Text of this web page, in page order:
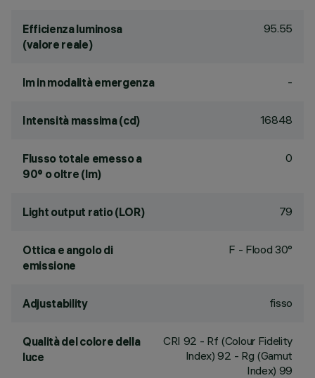
Efficienza luminosa
(valore reale)
95.55
lm in modalità emergenza -
Intensità massima (cd) 16848
Flusso totale emesso a
90° o oltre (lm)
0
Light output ratio (LOR) 79
Ottica e angolo di
emissione
F - Flood 30°
Adjustability fisso
Qualità del colore della
luce
CRI 92 - Rf (Colour Fidelity
Index) 92 - Rg (Gamut
Index) 99